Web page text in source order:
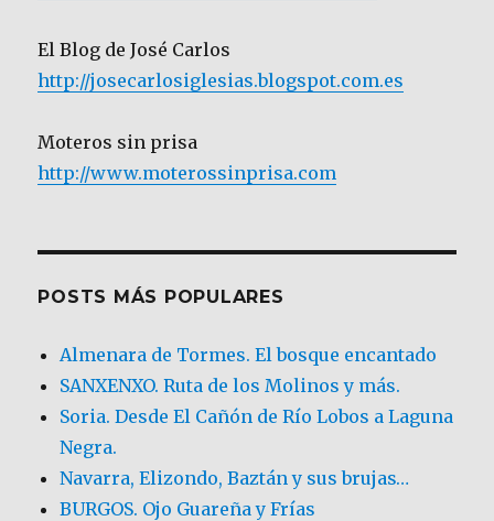
El Blog de José Carlos
http://josecarlosiglesias.blogspot.com.es
Moteros sin prisa
http://www.moterossinprisa.com
POSTS MÁS POPULARES
Almenara de Tormes. El bosque encantado
SANXENXO. Ruta de los Molinos y más.
Soria. Desde El Cañón de Río Lobos a Laguna
Negra.
Navarra, Elizondo, Baztán y sus brujas…
BURGOS. Ojo Guareña y Frías